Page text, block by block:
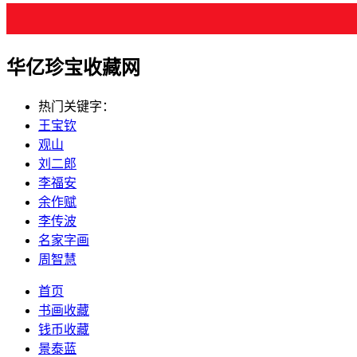
华亿珍宝收藏网
热门关键字：
王宝钦
观山
刘二郎
李福安
余作赋
李传波
名家字画
周智慧
首页
书画收藏
钱币收藏
景泰蓝